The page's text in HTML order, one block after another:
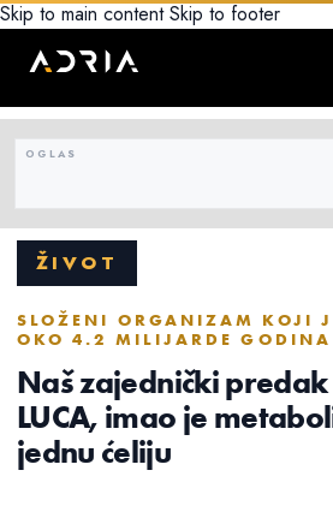
Skip to main content Skip to footer
ŽIVOT
SLOŽENI ORGANIZAM KOJI
OKO 4.2 MILIJARDE GODINA
Naš zajednički predak
LUCA, imao je
jednu ćeliju